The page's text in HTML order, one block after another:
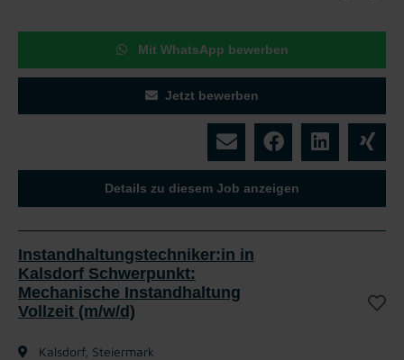
Mit WhatsApp bewerben
Jetzt bewerben
Details zu diesem Job anzeigen
Instandhaltungstechniker:in in
Kalsdorf Schwerpunkt:
Mechanische Instandhaltung
Vollzeit (m/w/d)
Kalsdorf, Steiermark